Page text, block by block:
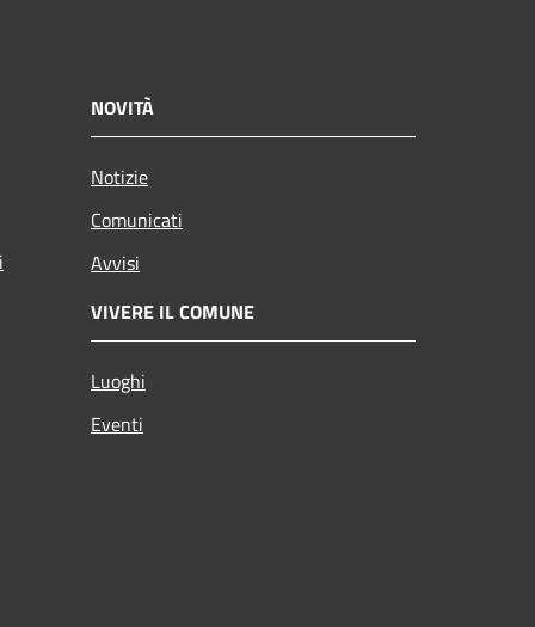
NOVITÀ
Notizie
Comunicati
Avvisi
VIVERE IL COMUNE
Luoghi
Eventi